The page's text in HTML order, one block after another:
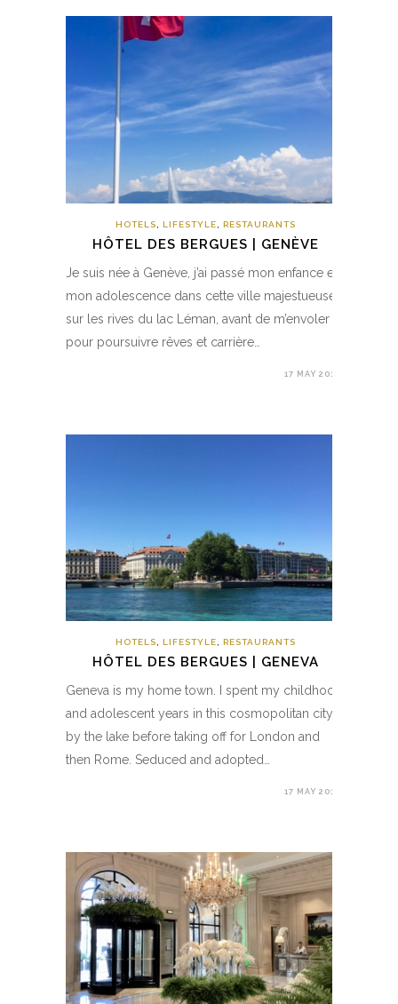
HOTELS LIFESTYLE RESTAURANTS
HÔTEL DES BERGUES | GENÈVE
Je suis née à Genève, j’ai passé mon enfance et
mon adolescence dans cette ville majestueuse
sur les rives du lac Léman, avant de m’envoler
pour poursuivre rêves et carrière…
17 MAY 2019
HOTELS, LIFESTYLE, RESTAURANTS
HÔTEL DES BERGUES | GENEVA
Geneva is my home town. I spent my childhood
and adolescent years in this cosmopolitan city
by the lake before taking off for London and
then Rome. Seduced and adopted…
17 MAY 2019